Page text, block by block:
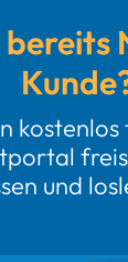
bereits
kostenlos
und